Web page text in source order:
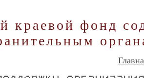
краевой фонд